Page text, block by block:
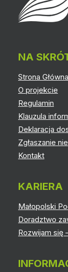
NA
Strona Główna
O projekcie
Regulamin
Klauzula
Deklaracja
Zgłaszanie
Kontakt
KARIERA
Małopolski
Doradztwo
Rozwijam się